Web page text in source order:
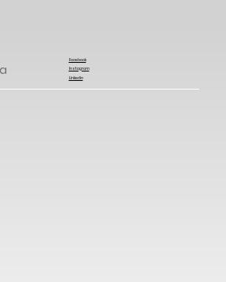
Facebook
Instagram
Linkedin